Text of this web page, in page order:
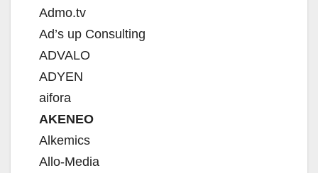
Admo.tv
Ad’s up Consulting
ADVALO
ADYEN
aifora
AKENEO
Alkemics
Allo-Media